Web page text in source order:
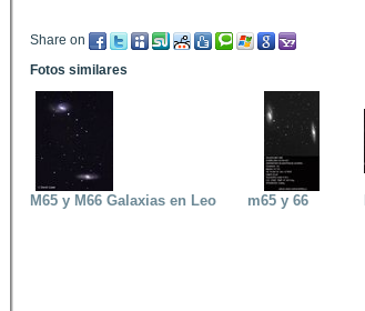
Share on
Fotos similares
M65 y M66 Galaxias en Leo m65 y 66